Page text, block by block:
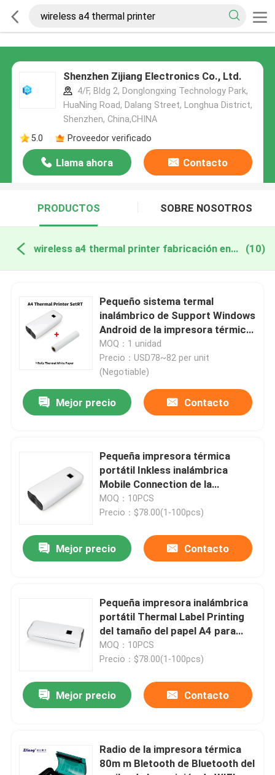
Shenzhen Zijiang Electronics Co., Ltd.
4/F, Bldg 2, Donglongxing Technology Park,
HuaNing Road, Dalang Street, Longhua District,
Shenzhen, China,CHINA
5.0
Proveedor verificado
Llama ahora Contacto
PRODUCTOS SOBRE NOSOTROS
wireless a4 thermal printer fabricación en línea (10)
Pequeño sistema termal
inalámbrico de Support Windows
Android de la impresora térmica
A4
MOQ：1 unidad
Precio：USD78~82 per unit
(Negotiable)
Mejor precio Contacto
Pequeña impresora térmica
portátil Inkless inalámbrica
Mobile Connection de la
impresora A4
MOQ：10PCS
Precio：$78.00(1-100pcs)
Mejor precio Contacto
Pequeña impresora inalámbrica
portátil Thermal Label Printing
del tamaño del papel A4 para
Ministerio del Interior
MOQ：10PCS
Precio：$78.00(1-100pcs)
Mejor precio Contacto
Radio de la impresora térmica
80m m Bletooth de Bluetooth del